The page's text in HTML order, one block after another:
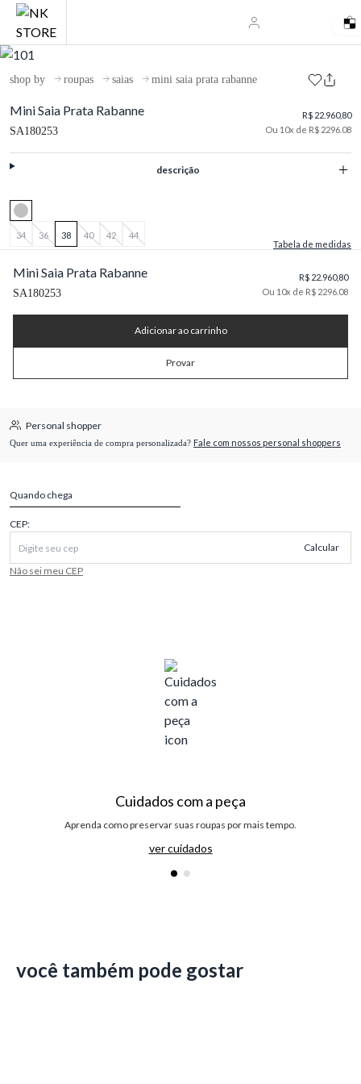
shop by roupas saias mini saia prata rabanne
Mini Saia Prata Rabanne
SA180253
R$ 22.960,80
Ou 10x de R$ 2296.08
descrição
34 36 38 40 42
44
Tabela de medidas
Mini Saia Prata Rabanne
SA180253
R$ 22.960,80
Ou 10x de R$ 2296.08
Adicionar ao carrinho
Provar
Personal shopper
Quer uma experiência de compra personalizada? Fale com nossos personal shoppers
Quando chega
CEP:
Calcular
Não sei meu CEP
Cuidados com a peça
Aprenda como preservar suas roupas por mais tempo.
ver cuidados
você também pode gostar